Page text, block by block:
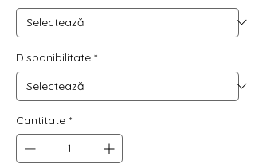
Disponibilitate *
Cantitate *